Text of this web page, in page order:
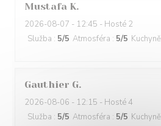
Mustafa K
2026-08-07 - 12:45 - Hosté 2
Služba : 5/5 Atmosféra : 5/5 Kuchyně
Gauthier G
2026-08-06 - 12:15 - Hosté 4
Služba : 5/5 Atmosféra : 5/5 Kuchyně